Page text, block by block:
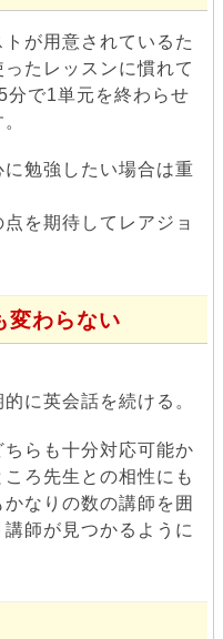
が用意されているた
たレッスンに慣れて
分で1単元を終わらせ
勉強したい場合は重
を期待してレアジョ
変わらない
に英会話を続ける。
らも十分対応可能か
ろ先生との相性にも
なりの数の講師を囲
師が見つかるように